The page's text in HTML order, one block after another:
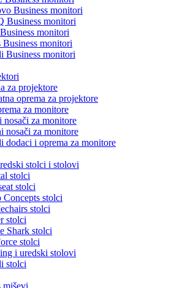
Business monitori
Business monitori
monitori
Business monitori
Business monitori
za projektore
oprema za projektore
za monitore
nosači za monitore
nosači za monitore
dodaci i oprema za monitore
stolci i stolovi
stolci
stolci
Concepts stolci
stolci
stolci
Shark stolci
stolci
i uredski stolovi
stolci
miševi